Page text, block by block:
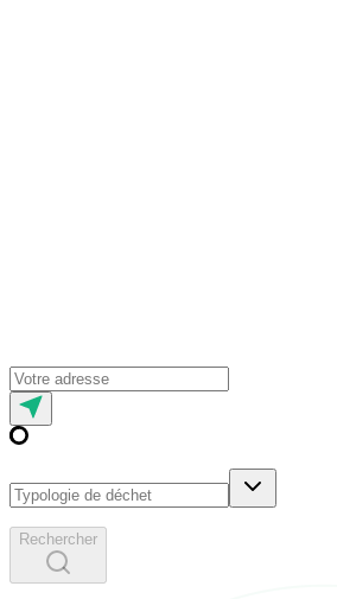
Rechercher